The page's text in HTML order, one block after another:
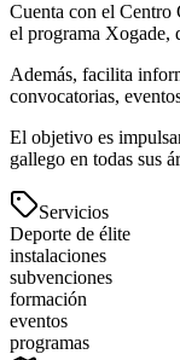
Cuenta con el
el programa Xogade,
Además, facilita
convocatorias,
El objetivo es
gallego en todas sus
Servicios
Deporte de élite
instalaciones
subvenciones
formación
eventos
programas